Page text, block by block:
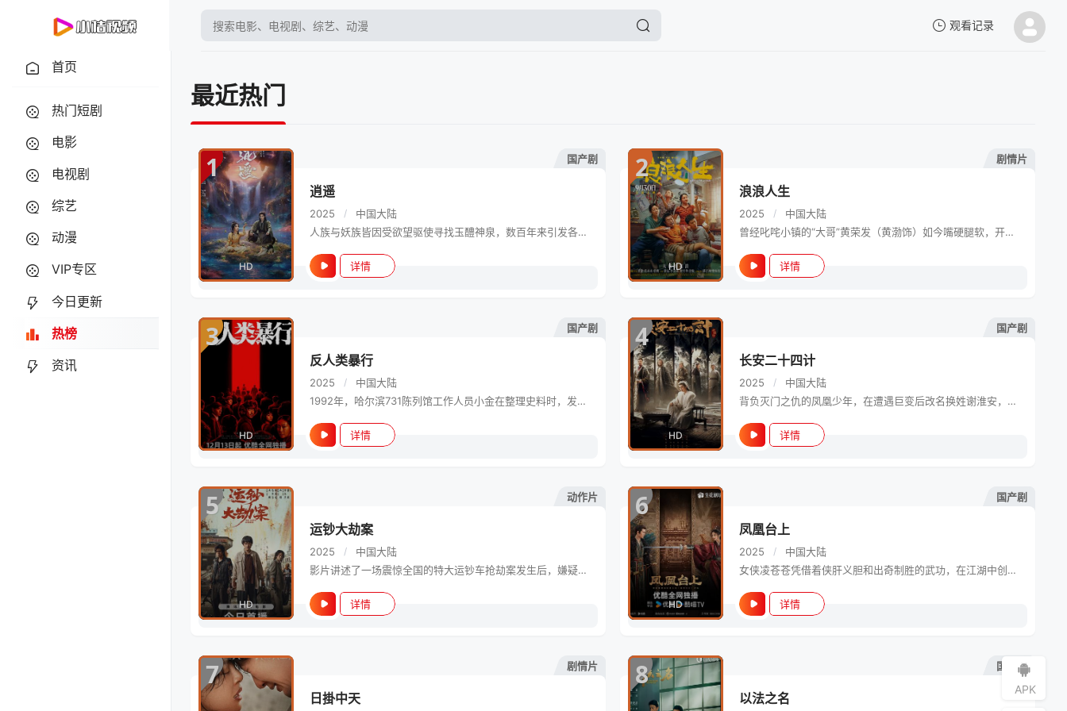
观看记录
首页
热门短剧
电影
电视剧
综艺
动漫
VIP专区
今日更新
热榜
资讯
最近热门
电视剧
国产剧
1
HD
逍遥
2025 /
中国大陆
人族与妖族皆因受欲望驱使寻找玉醴神泉，数百年来引发各路人马纷争不断。生性洒脱、应变值满点的少女肖瑶，意外开启万妖谷奇幻之旅，将妖界搅的天翻地覆。受万妖敬仰、人族忌惮的万妖之王红烨再次出世守护万妖谷。历遍沧桑的他早已洞察世间万物的本性弱点，深知玉醴泉乃万千欲望的缩影，在相处中逐渐察觉肖瑶不被欲念支配的纯粹之心的可贵。二人携手前行，接连被怪案缠身，遇到了难以对付的神秘对手……
详情
电影
剧情片
2
HD
浪浪人生
2025 /
中国大陆
曾经叱咤小镇的“大哥”黄荣发（黄渤饰）如今嘴硬腿软，开启人生困难模式，但他和家人都没有被命运的风浪裹挟。儿子黑狗达（范丞丞饰）看似是黄家唯一“淡人”，暗地却密谋如何发家又“治父”；妻子陈梨珍（殷桃饰）样样全能横扫困难，是小镇人尽皆知不太好惹的“妈系超人”；胆大手“黑”的女儿黄娇娇（李嘉琦饰）和“神”通广大的阿太（刘雪华饰）也各出奇招笑料百出。逆境当前，一家唯有兴“疯”作浪跟生活贴脸硬刚，没准真能让他们绝地翻盘？
详情
电视剧
国产剧
3
HD
反人类暴行
2025 /
中国大陆
1992年，哈尔滨731陈列馆工作人员小金在整理史料时，发现这段历史的记录残缺不全，为寻找真相，他踏上了一场跨越数十年的跨国取证之旅，逐渐还原出那段被尘封的黑暗岁月真相。故事采取双时间线叙事，镜头回到日军侵华期间的哈尔滨，通过几个当事人的视角，深刻揭露日军731部队残酷的人体实验和泯灭人性的暴行，鞭笞日本军国主义的反人类本质，凸显中国人民坚韧的抗争精神。
详情
电视剧
国产剧
4
HD
长安二十四计
2025 /
中国大陆
背负灭门之仇的凤凰少年，在遭遇巨变后改名换姓谢淮安，潜伏十年。此时长安城暗卫势力根深蒂固，各方势力欲夺王权。在波谲云诡的江湖纷争与朝堂暗战中，谢淮安十年布局复仇之棋，一步步揭开往事迷雾，侠义之战即将开始。
详情
电影
动作片
5
HD
运钞大劫案
2025 /
中国大陆
影片讲述了一场震惊全国的特大运钞车抢劫案发生后，嫌疑人小宝在无现场犯罪证明情况下金蝉脱壳，然而犯罪的种子已然在心中生根发芽，伴随着时间野蛮生长，终将在警方的明察秋毫中爆裂迸发……
详情
电视剧
国产剧
6
HD
凤凰台上
2025 /
中国大陆
女侠凌苍苍凭借着侠肝义胆和出奇制胜的武功，在江湖中创立了匡扶正义的门派凤来阁。南祁王朝年轻的皇帝萧焕一心为民，然而首辅大臣联合江湖势力把持朝政，祸乱百姓。萧焕为拯救苍生于苦难，化名“白迟帆”微服私访行走江湖，并认识了行侠仗义的凤来阁阁主凌苍苍。二人一起仗剑天涯，除暴安良，惺惺相惜，却不料凌苍苍就是首辅的女儿，并即将成为他的皇后。面对江湖动乱、百姓受难，心怀大义的萧焕和凌苍苍携手平乱赈灾、惩处贪墨。他们在为百姓谋福祉的过程中，也寻获了自己想要执剑江湖的初心，找到了自身的价值，那就是铁肩担道、热血为民，帮助百姓安居乐业，使得山河无恙、人间皆安。该剧改编自谢楼南的小说《我的皇后》。
详情
电影
剧情片
7
日掛中天
电视剧
国产剧
8
以法之名
APK